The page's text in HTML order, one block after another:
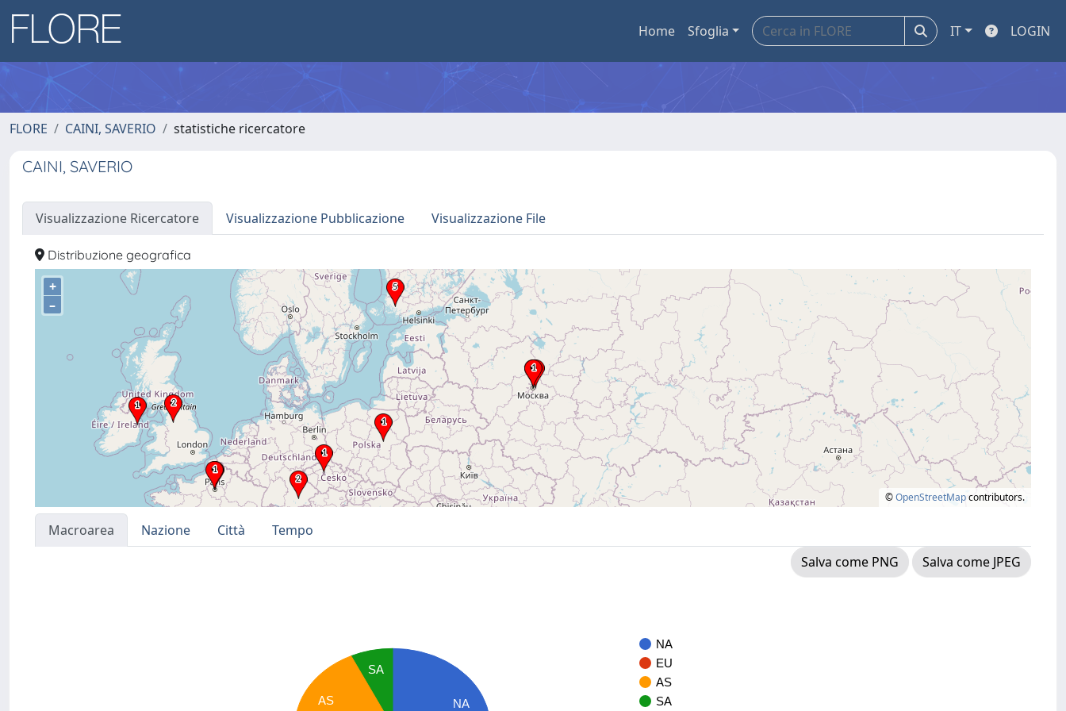
Home Sfoglia IT LOGIN
FLORE CAINI, SAVERIO statistiche ricercatore
CAINI, SAVERIO
Visualizzazione Ricercatore Visualizzazione Pubblicazione Visualizzazione File
Distribuzione geografica
+
–
©OpenStreetMapcontributors.
Macroarea Nazione Città
Tempo
Salva come PNG
Salva come JPEG
NA
EU
AS
SA
NA
SA
AS